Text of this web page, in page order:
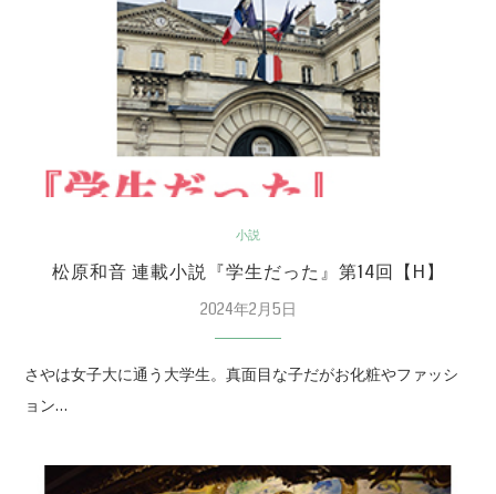
小説
松原和音 連載小説『学生だった』第14回【H】
2024年2月5日
さやは女子大に通う大学生。真面目な子だがお化粧やファッシ
ョン…